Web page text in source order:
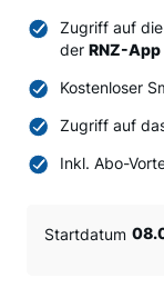
Zugriff auf
der RNZ-App
Kostenloser
Zugriff auf
Inkl. Abo-
Startdatum